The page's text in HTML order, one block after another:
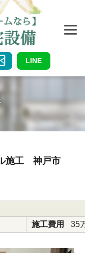
LINE
施工 神戸市
施工費用 35